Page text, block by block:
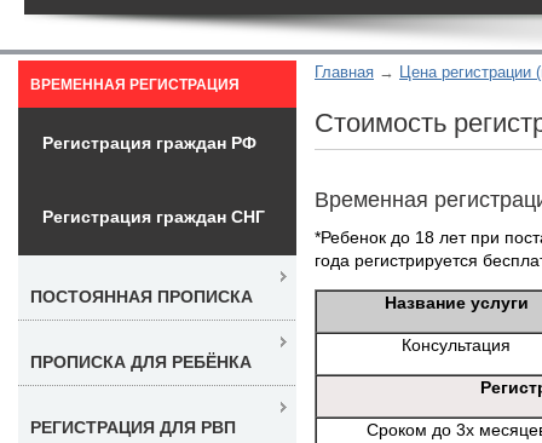
Главная Цена регистрации
Стоимость
Временная
*Ребенок до 18 лет при
года регистрируется
Название услуги
Консультация
Сроком до 3х
ВРЕМЕННАЯ РЕГИСТРАЦИЯ
Регистрация граждан РФ
Регистрация граждан СНГ
ПОСТОЯННАЯ ПРОПИСКА
ПРОПИСКА ДЛЯ РЕБЁНКА
РЕГИСТРАЦИЯ ДЛЯ РВП